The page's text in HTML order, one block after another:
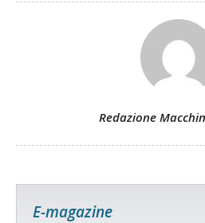
Redazione
E-magazine